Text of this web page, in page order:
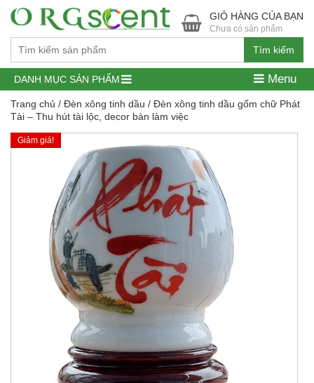
Tìm kiếm
GIỎ HÀNG CỦA BẠN
Chưa có sản phẩm
DANH MỤC SẢN PHẨM Menu
Trang chủ / Đèn xông tinh dầu / Đèn xông tinh dầu gốm chữ Phát
Tài – Thu hút tài lộc, decor bàn làm việc
Giảm giá!